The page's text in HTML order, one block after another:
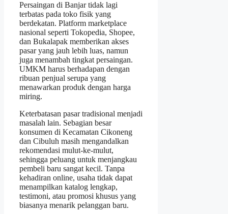
Persaingan di Banjar tidak lagi
terbatas pada toko fisik yang
berdekatan. Platform marketplace
nasional seperti Tokopedia, Shopee,
dan Bukalapak memberikan akses
pasar yang jauh lebih luas, namun
juga menambah tingkat persaingan.
UMKM harus berhadapan dengan
ribuan penjual serupa yang
menawarkan produk dengan harga
miring.
Keterbatasan pasar tradisional menjadi
masalah lain. Sebagian besar
konsumen di Kecamatan Cikoneng
dan Cibuluh masih mengandalkan
rekomendasi mulut‑ke‑mulut,
sehingga peluang untuk menjangkau
pembeli baru sangat kecil. Tanpa
kehadiran online, usaha tidak dapat
menampilkan katalog lengkap,
testimoni, atau promosi khusus yang
biasanya menarik pelanggan baru.